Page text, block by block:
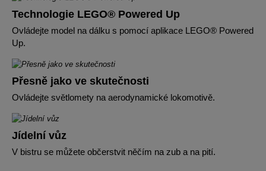
Technologie LEGO® Powered Up
Ovládejte model na dálku s pomocí aplikace LEGO® Powered
Up.
Přesně jako ve skutečnosti
Ovládejte světlomety na aerodynamické lokomotivě.
Jídelní vůz
V bistru se můžete občerstvit něčím na zub a na pití.